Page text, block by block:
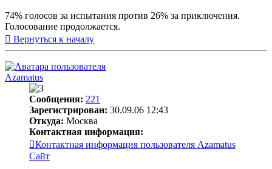
74% голосов за испытания против 26% за приключения.
Голосование продолжается.
Вернуться к началу
Azamatus
Сообщения: 221
Зарегистрирован: 30.09.06 12:43
Откуда: Москва
Контактная информация:
Контактная информация пользователя Azamatus
Сайт